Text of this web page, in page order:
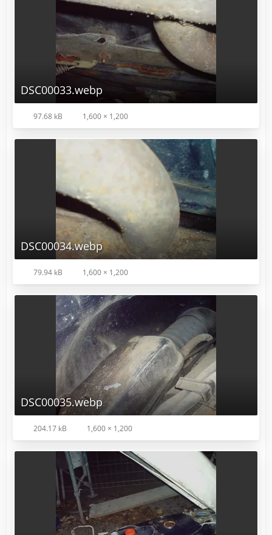
DSC00033.webp
97.68 kB 1,600 × 1,200
DSC00034.webp
79.94 kB 1,600 × 1,200
DSC00035.webp
204.17 kB 1,600 × 1,200